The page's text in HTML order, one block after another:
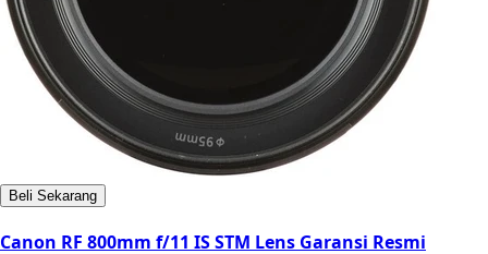
Beli Sekarang
Canon RF 800mm f/11 IS STM Lens Garansi Resmi